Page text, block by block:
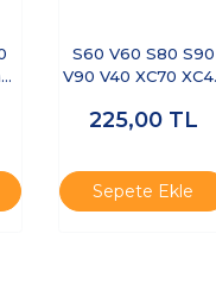
S60 V60 S80 S90
V90 V40 XC70
YAĞ SOĞUTUCU
225,00 TL
Sepete Ekle